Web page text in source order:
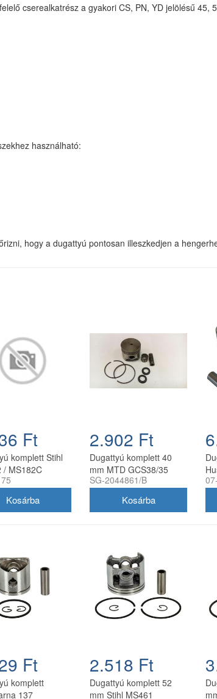
cserealkatrész a gyakori CS, PN, YD jelölésű 45,
használható:
hogy a dugattyú pontosan illeszkedjen a
Ft
komplett Stihl
/ MS182C
Farmertec
2.902 Ft
Dugattyú komplett 40
mm MTD GCS38/35
láncfűrészhez
SG-2044861/B
Ft
komplett
137
2.518 Ft
Dugattyú komplett 52
mm Stihl MS461